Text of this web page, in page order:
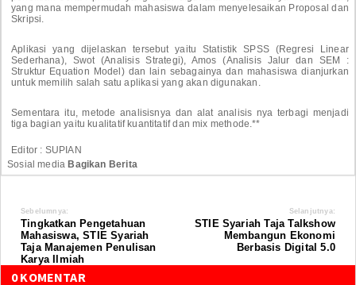
yang mana mempermudah mahasiswa dalam menyelesaikan Proposal dan
Skripsi.
Aplikasi yang dijelaskan tersebut yaitu Statistik SPSS (Regresi Linear
Sederhana), Swot (Analisis Strategi), Amos (Analisis Jalur dan SEM :
Struktur Equation Model) dan lain sebagainya dan mahasiswa dianjurkan
untuk memilih salah satu aplikasi yang akan digunakan.
Sementara itu, metode analisisnya dan alat analisis nya terbagi menjadi
tiga bagian yaitu kualitatif kuantitatif dan mix methode.**
Editor : SUPIAN
Sosial media Bagikan Berita
Sebelumnya:
Tingkatkan Pengetahuan
Mahasiswa, STIE Syariah
Taja Manajemen Penulisan
Karya Ilmiah
Selanjutnya:
STIE Syariah Taja Talkshow
Membangun Ekonomi
Berbasis Digital 5.0
0 KOMENTAR